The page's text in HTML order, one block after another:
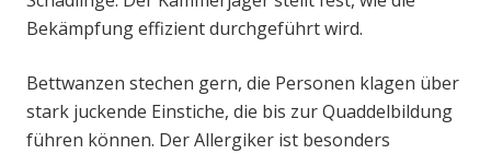
Bekämpfung effizient durchgeführt wird.
Bettwanzen stechen gern, die Personen klagen über
stark juckende Einstiche, die bis zur Quaddelbildung
führen können. Der Allergiker ist besonders